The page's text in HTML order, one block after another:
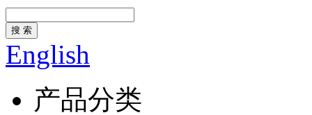
搜 索
English
产品分类